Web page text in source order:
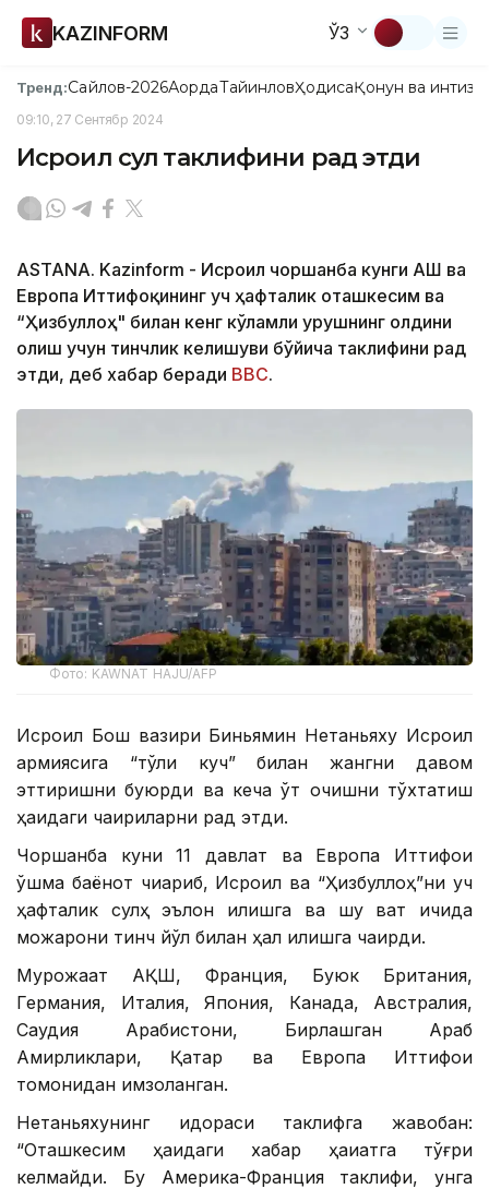
KAZINFORM ЎЗ
Тренд:Сайлов-2026АқордаТайинловҲодисаҚонун ва
09:10, 27 Сентябр 2024
Исроил сулҳ таклифини рад этди
ASTANA. Kazinform - Исроил чоршанба кунги АҚШ ва
Европа Иттифоқининг уч ҳафталик оташкесим ва
“Ҳизбуллоҳ" билан кенг кўламли урушнинг олдини
олиш учун тинчлик келишуви бўйича таклифини рад
этди, деб хабар беради BBC.
Фото: KAWNAT HAJU/AFP
Исроил Бош вазири Биньямин Нетаньяху Исроил
армиясига “тўлиқ куч” билан жангни давом
эттиришни буюрди ва кеча ўт очишни тўхтатиш
ҳақидаги чақириқларни рад этди.
Чоршанба куни 11 давлат ва Европа Иттифоқи
қўшма баёнот чиқариб, Исроил ва “Ҳизбуллоҳ”ни уч
ҳафталик сулҳ эълон қилишга ва шу вақт ичида
можарони тинч йўл билан ҳал қилишга чақирди.
Мурожаат АҚШ, Франция, Буюк Британия,
Германия, Италия, Япония, Канада, Австралия,
Саудия Арабистони, Бирлашган Араб
Амирликлари, Қатар ва Европа Иттифоқи
томонидан имзоланган.
Нетаньяхунинг идораси таклифга жавобан:
“Оташкесим ҳақидаги хабар ҳақиқатга тўғри
келмайди. Бу Америка-Франция таклифи, унга